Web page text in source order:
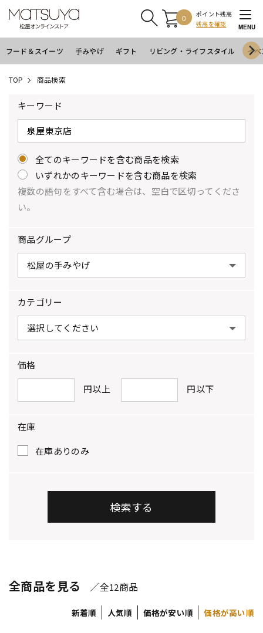
0
ポイント残高
残高を確認
MENU
フード＆スイーツ 手みやげ ギフト リビング・ライフスタイル イ
TOP 商品検索
キーワード
全てのキーワードを含む商品を検索
いずれかのキーワードを含む商品を検索
複数の語句をすべて含む場合は、空白で区切ってくださ
い。
商品グループ
カテゴリー
価格
円以上
円以下
在庫
在庫ありのみ
全商品を見る ／全12商品
新着順 人気順 価格が安い順 価格が高い順